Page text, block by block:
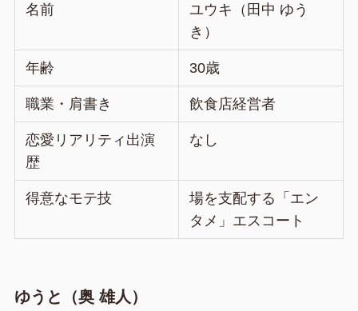
名前
ユウキ（田中 ゆう
き）
年齢 30歳
職業・肩書き 飲食店経営者
恋愛リアリティ出演
歴
なし
得意なモテ技
場を支配する「エン
タメ」エスコート
ゆうと（奥 雄人）